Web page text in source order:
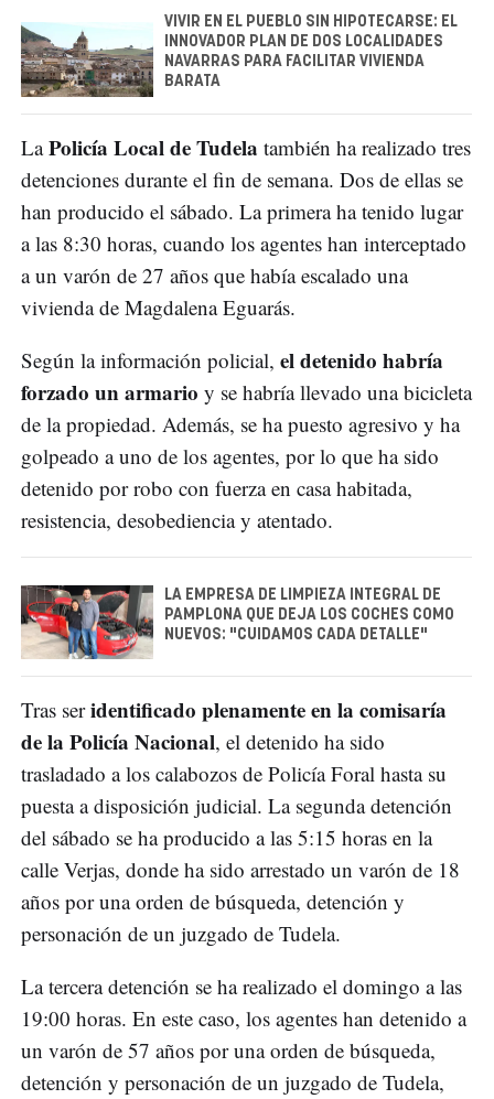
VIVIR EN EL PUEBLO SIN HIPOTECARSE: EL
INNOVADOR PLAN DE DOS LOCALIDADES
NAVARRAS PARA FACILITAR VIVIENDA
BARATA
LaPolicía Local de Tudela también ha realizado tres
detenciones durante el fin de semana. Dos de ellas se
han producido el sábado. La primera ha tenido lugar
a las 8:30 horas, cuando los agentes han interceptado
a un varón de 27 años que había escalado una
vivienda de Magdalena Eguarás.
Según la información policial, el detenido habría
forzado un armario y se habría llevado una bicicleta
de la propiedad. Además, se ha puesto agresivo y ha
golpeado a uno de los agentes, por lo que ha sido
detenido por robo con fuerza en casa habitada,
resistencia, desobediencia y atentado.
LA EMPRESA DE LIMPIEZA INTEGRAL DE
PAMPLONA QUE DEJA LOS COCHES COMO
NUEVOS: "CUIDAMOS CADA DETALLE"
Tras seridentificado plenamente en la comisaría
de la Policía Nacional, el detenido ha sido
trasladado a los calabozos de Policía Foral hasta su
puesta a disposición judicial. La segunda detención
del sábado se ha producido a las 5:15 horas en la
calle Verjas, donde ha sido arrestado un varón de 18
años por una orden de búsqueda, detención y
personación de un juzgado de Tudela.
La tercera detención se ha realizado el domingo a las
19:00 horas. En este caso, los agentes han detenido a
un varón de 57 años por una orden de búsqueda,
detención y personación de un juzgado de Tudela,